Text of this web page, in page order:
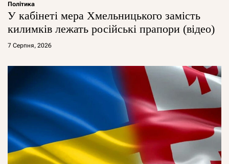
Політика
У кабінеті мера Хмельницького замість
килимків лежать російські прапори (відео)
7 Серпня, 2026